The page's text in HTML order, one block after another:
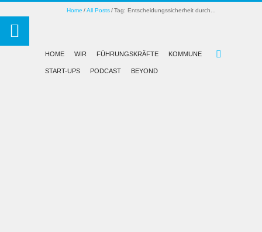
Home All Posts Tag: Entscheidungssicherheit durch...
HOME WIR FÜHRUNGSKRÄFTE KOMMUNE
START-UPS PODCAST BEYOND